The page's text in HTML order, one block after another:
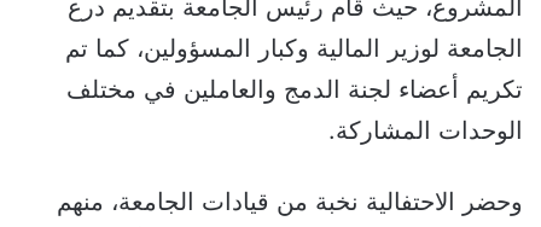
المشروع، حيث قام رئيس الجامعة بتقديم درع
الجامعة لوزير المالية وكبار المسؤولين، كما تم
تكريم أعضاء لجنة الدمج والعاملين في مختلف
الوحدات المشاركة.
وحضر الاحتفالية نخبة من قيادات الجامعة، منهم